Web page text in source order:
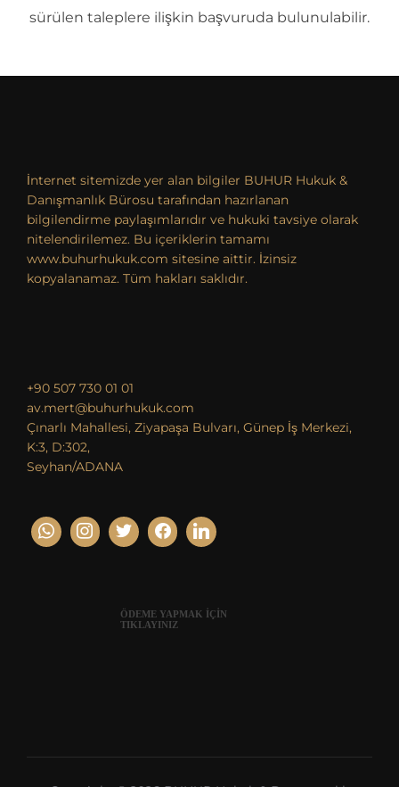
sürülen taleplere ilişkin başvuruda bulunulabilir.
İnternet sitemizde yer alan bilgiler BUHUR Hukuk &
Danışmanlık Bürosu tarafından hazırlanan
bilgilendirme paylaşımlarıdır ve hukuki tavsiye olarak
nitelendirilemez. Bu içeriklerin tamamı
www.buhurhukuk.com sitesine aittir. İzinsiz
kopyalanamaz. Tüm hakları saklıdır.
+90 507 730 01 01
av.mert@buhurhukuk.com
Çınarlı Mahallesi, Ziyapaşa Bulvarı, Günep İş Merkezi,
K:3, D:302,
Seyhan/ADANA
ÖDEME YAPMAK İÇİN
TIKLAYINIZ